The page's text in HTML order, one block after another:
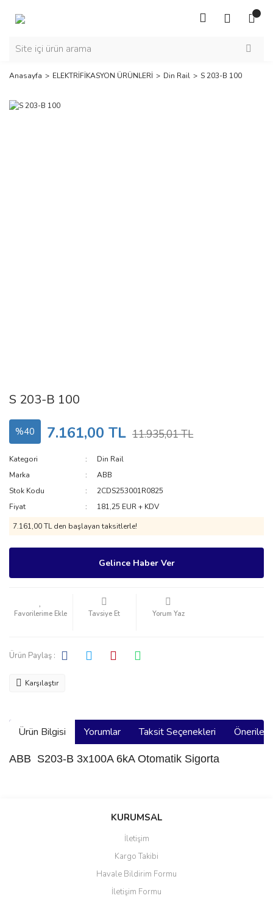
Anasayfa ELEKTRİFİKASYON ÜRÜNLERİ Din Rail S 203-B 100
S 203-B 100
%40 7.161,00 TL 11.935,01 TL
Kategori
Din Rail
Marka
ABB
Stok Kodu
2CDS253001R0825
Fiyat
181,25 EUR + KDV
7.161,00 TL den başlayan taksitlerle!
Gelince Haber Ver
Tavsiye Et Yorum Yaz
Ürün Paylaş :
Karşılaştır
Ürün Bilgisi Yorumlar Taksit Seçenekleri
ABB S203-B 3x100A 6kA Otomatik Sigorta
Bu ürüne ilk yorumu siz yapın!
Ürün resmi kalitesiz, bozuk veya görüntülenemiyor.
Ürün açıklamasında eksik bilgiler bulunuyor.
Ürün bilgilerinde hatalar bulunuyor.
KURUMSAL
İletişim
Kargo Takibi
Havale Bildirim Formu
İletişim Formu